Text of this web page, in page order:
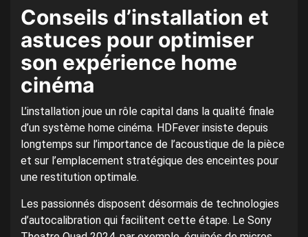
Conseils d’installation et
astuces pour optimiser
son expérience home
cinéma
L’installation joue un rôle capital dans la qualité finale
d’un système home cinéma. HDFever insiste depuis
longtemps sur l’importance de l’acoustique de la pièce
et sur l’emplacement stratégique des enceintes pour
une restitution optimale.
Les passionnés disposent désormais de technologies
d’autocalibration qui facilitent cette étape. Le Sony